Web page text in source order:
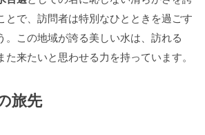
とで、訪問者は特別なひとときを過ごす
。この地域が誇る美しい水は、訪れる
た来たいと思わせる力を持っています。
旅先